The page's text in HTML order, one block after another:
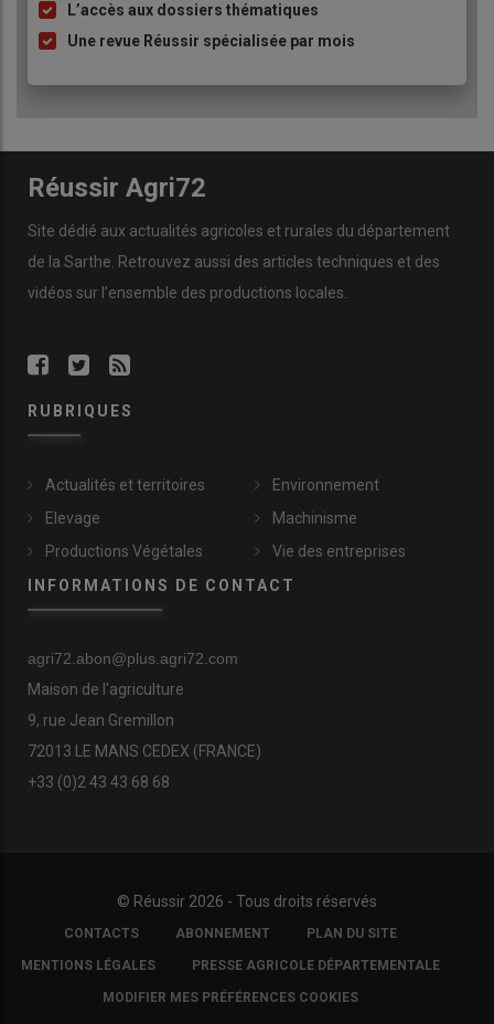
L’accès aux dossiers thématiques
Une revue Réussir spécialisée par mois
Réussir Agri72
Site dédié aux actualités agricoles et rurales du département
de la Sarthe. Retrouvez aussi des articles techniques et des
vidéos sur l’ensemble des productions locales.
RUBRIQUES
Actualités et territoires
Elevage
Productions Végétales
Environnement
Machinisme
Vie des entreprises
INFORMATIONS DE CONTACT
agri72.abon@plus.agri72.com
Maison de l'agriculture
9, rue Jean Gremillon
72013 LE MANS CEDEX (FRANCE)
+33 (0)2 43 43 68 68
© Réussir 2026 - Tous droits réservés
FOOTER
COPYRIGHT
CONTACTS ABONNEMENT PLAN DU SITE
MENTIONS LÉGALES PRESSE AGRICOLE DÉPARTEMENTALE
MODIFIER MES PRÉFÉRENCES COOKIES